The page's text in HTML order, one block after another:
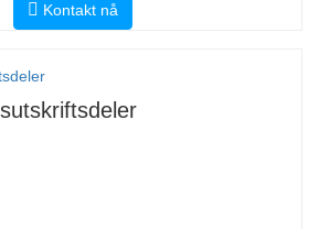
Kontakt nå